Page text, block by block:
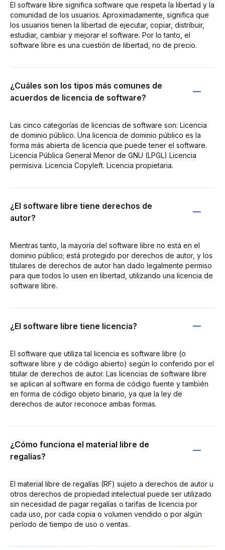
El software libre significa software que respeta la libertad y la
comunidad de los usuarios. Aproximadamente, significa que
los usuarios tienen la libertad de ejecutar, copiar, distribuir,
estudiar, cambiar y mejorar el software. Por lo tanto, el
software libre es una cuestión de libertad, no de precio.
¿Cuáles son los tipos más comunes de
acuerdos de licencia de software?
Las cinco categorías de licencias de software son: Licencia
de dominio público. Una licencia de dominio público es la
forma más abierta de licencia que puede tener el software.
Licencia Pública General Menor de GNU (LPGL) Licencia
permisiva. Licencia Copyleft. Licencia propietaria.
¿El software libre tiene derechos de
autor?
Mientras tanto, la mayoría del software libre no está en el
dominio público; está protegido por derechos de autor, y los
titulares de derechos de autor han dado legalmente permiso
para que todos lo usen en libertad, utilizando una licencia de
software libre.
¿El software libre tiene licencia?
El software que utiliza tal licencia es software libre (o
software libre y de código abierto) según lo conferido por el
titular de derechos de autor. Las licencias de software libre
se aplican al software en forma de código fuente y también
en forma de código objeto binario, ya que la ley de
derechos de autor reconoce ambas formas.
¿Cómo funciona el material libre de
regalías?
El material libre de regalías (RF) sujeto a derechos de autor u
otros derechos de propiedad intelectual puede ser utilizado
sin necesidad de pagar regalías o tarifas de licencia por
cada uso, por cada copia o volumen vendido o por algún
período de tiempo de uso o ventas.